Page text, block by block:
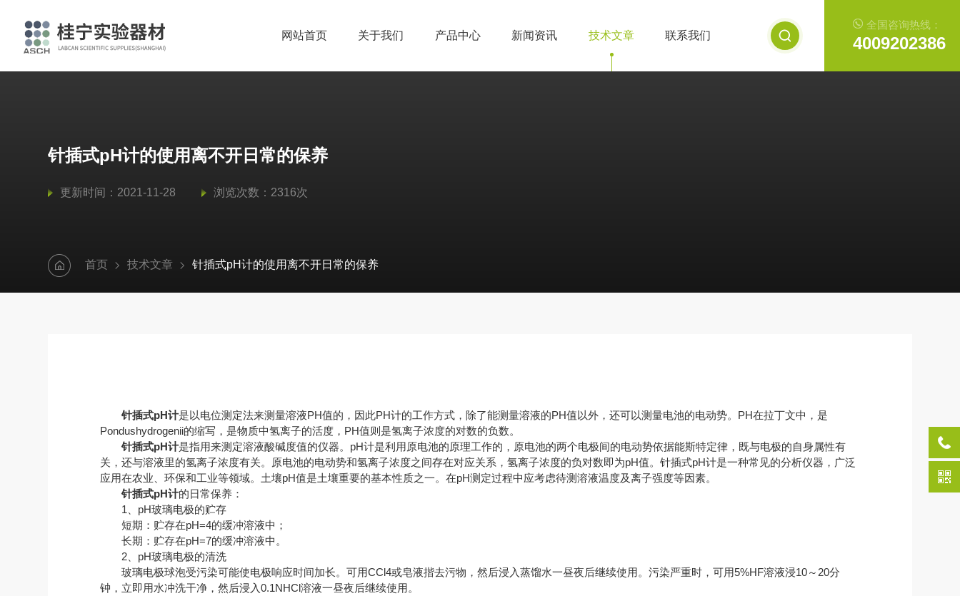
全国咨询热线：
4009202386
网站首页 关于我们 产品中心 新闻资讯 技术文章 联系我们
针插式pH计的使用离不开日常的保养
更新时间：2021-11-28 浏览次数：2316次
首页 技术文章 针插式pH计的使用离不开日常的保养
针插式pH计是以电位测定法来测量溶液PH值的，因此PH计的工作方式，除了能测量溶液的PH值以外，还可以测量电池的电动势。PH在拉丁文中，是
Pondushydrogenii的缩写，是物质中氢离子的活度，PH值则是氢离子浓度的对数的负数。
针插式pH计是指用来测定溶液酸碱度值的仪器。pH计是利用原电池的原理工作的，原电池的两个电极间的电动势依据能斯特定律，既与电极的自身属性有
关，还与溶液里的氢离子浓度有关。原电池的电动势和氢离子浓度之间存在对应关系，氢离子浓度的负对数即为pH值。针插式pH计是一种常见的分析仪器，广泛
应用在农业、环保和工业等领域。土壤pH值是土壤重要的基本性质之一。在pH测定过程中应考虑待测溶液温度及离子强度等因素。
针插式pH计的日常保养：
1、pH玻璃电极的贮存
短期：贮存在pH=4的缓冲溶液中；
长期：贮存在pH=7的缓冲溶液中。
2、pH玻璃电极的清洗
玻璃电极球泡受污染可能使电极响应时间加长。可用CCl4或皂液揩去污物，然后浸入蒸馏水一昼夜后继续使用。污染严重时，可用5%HF溶液浸10～20分
钟，立即用水冲洗干净，然后浸入0.1NHCl溶液一昼夜后继续使用。